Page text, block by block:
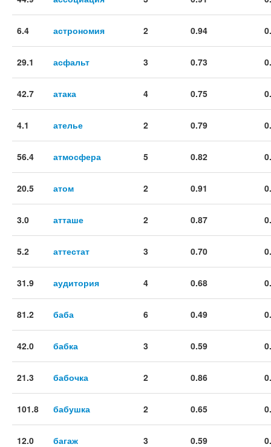
6.4 астрономия 2 0.94
29.1 асфальт 3 0.73
42.7 атака 4 0.75
4.1 ателье 2 0.79
56.4 атмосфера 5 0.82
20.5 атом 2 0.91
3.0 атташе 2 0.87
5.2 аттестат 3 0.70
31.9 аудитория 4 0.68
81.2 баба 6 0.49
42.0 бабка 3 0.59
21.3 бабочка 2 0.86
101.8 бабушка 2 0.65
12.0 багаж 3 0.59